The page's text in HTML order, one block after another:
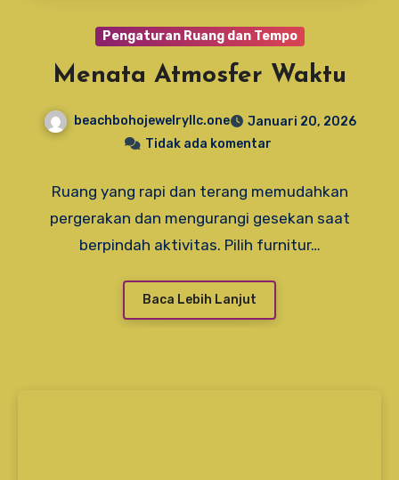
Pengaturan Ruang dan Tempo
Menata Atmosfer Waktu
beachbohojewelryllc.one
Januari 20, 2026
Tidak ada komentar
Ruang yang rapi dan terang memudahkan
pergerakan dan mengurangi gesekan saat
berpindah aktivitas. Pilih furnitur…
Baca Lebih Lanjut